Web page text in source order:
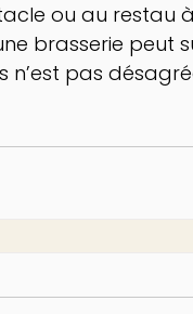
ou au restau
brasserie peut
n’est pas